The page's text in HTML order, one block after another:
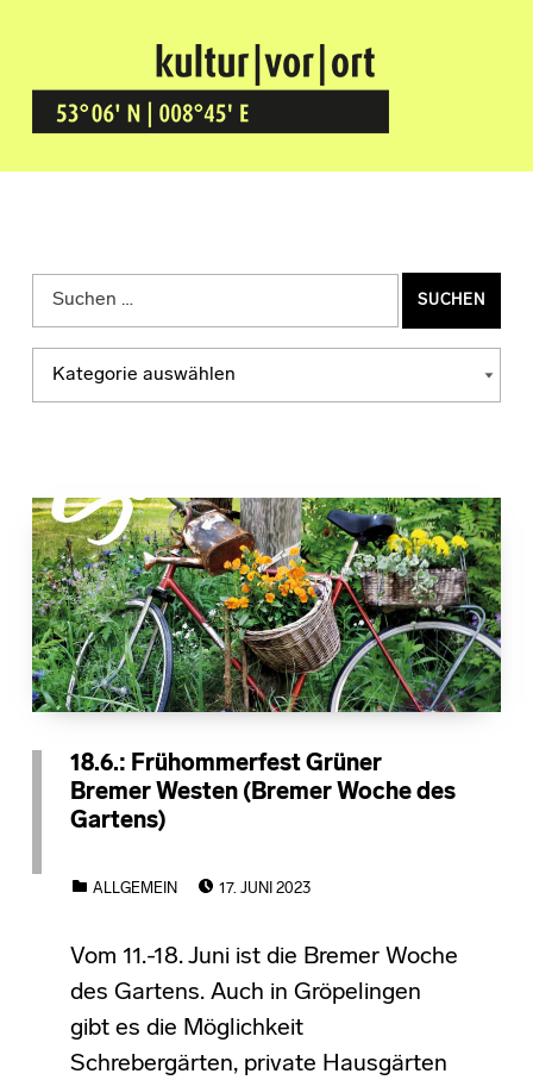
Kultur Vor Ort
BREMEN GRÖPELINGEN
Suchen nach:
KATEGORIEN
Kategorien
18.6.: Frühommerfest Grüner
Bremer Westen (Bremer Woche des
Gartens)
ALLGEMEIN
17. JUNI 2023
Vom 11.-18. Juni ist die Bremer Woche
des Gartens. Auch in Gröpelingen
gibt es die Möglichkeit
Schrebergärten, private Hausgärten